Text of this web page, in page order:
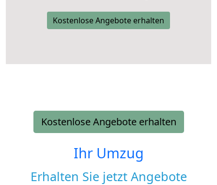
Kostenlose Angebote erhalten
Kostenlose Angebote erhalten
Ihr Umzug
Erhalten Sie jetzt Angebote